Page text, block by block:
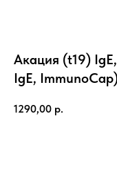
Акация (t19)
IgE,
1290,00 р.